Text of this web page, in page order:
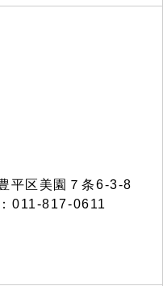
平区美園７条6-3-8
011-817-0611